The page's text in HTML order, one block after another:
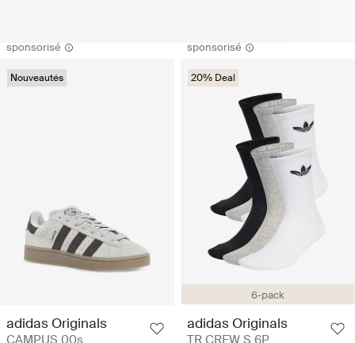
sponsorisé
Nouveautés
adidas Originals
CAMPUS 00s
sponsorisé
6-pack
20% Deal
adidas Originals
TR CREW S 6P